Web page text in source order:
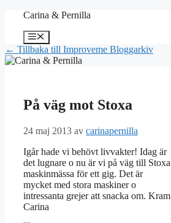
Hoppa
innehåll
Carina & Pernilla
Meny
← Tillbaka till Improveme Bloggarkiv
På väg mot Stoxa
24 maj 2013 av carinapernilla
Igår hade vi behövt livvakter! Idag är
det lugnare o nu är vi på väg till Stoxa
maskinmässa för ett gig. Det är
mycket med stora maskiner o
intressanta grejer att snacka om. Kram
Carina